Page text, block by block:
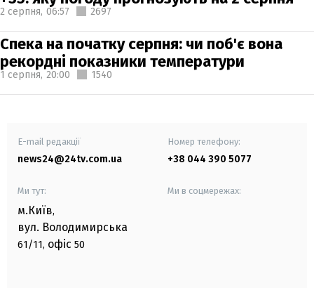
2 серпня, 06:57 2697
Спека на початку серпня: чи поб'є вона
рекордні показники температури
1 серпня, 20:00 1540
E-mail редакції
news24@24tv.com.ua
Номер телефону:
+38 044 390 5077
Ми тут:
м.Київ,
вул. Володимирська
61/11, офіс 50
Ми в соцмережах: